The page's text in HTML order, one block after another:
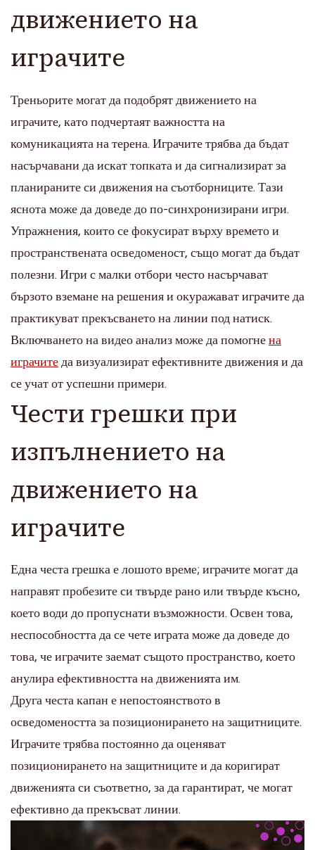
движението на
играчите
Треньорите могат да подобрят движението на
играчите, като подчертаят важността на
комуникацията на терена. Играчите трябва да бъдат
насърчавани да искат топката и да сигнализират за
планираните си движения на съотборниците. Тази
яснота може да доведе до по-синхронизирани игри.
Упражнения, които се фокусират върху времето и
пространствената осведоменост, също могат да бъдат
полезни. Игри с малки отбори често насърчават
бързото вземане на решения и окуражават играчите да
практикуват прекъсването на линии под натиск.
Включването на видео анализ може да помогне на
играчите да визуализират ефективните движения и да
се учат от успешни примери.
Чести грешки при
изпълнението на
движението на
играчите
Една честа грешка е лошото време; играчите могат да
направят пробезите си твърде рано или твърде късно,
което води до пропуснати възможности. Освен това,
неспособността да се чете играта може да доведе до
това, че играчите заемат същото пространство, което
анулира ефективността на движенията им.
Друга честа капан е непостоянството в
осведомеността за позиционирането на защитниците.
Играчите трябва постоянно да оценяват
позиционирането на защитниците и да коригират
движенията си съответно, за да гарантират, че могат
ефективно да прекъсват линии.